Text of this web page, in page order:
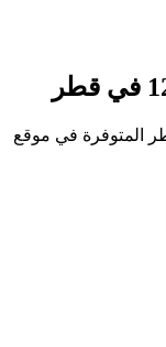
بحسب 121 في قطر المتوفرة في موقع